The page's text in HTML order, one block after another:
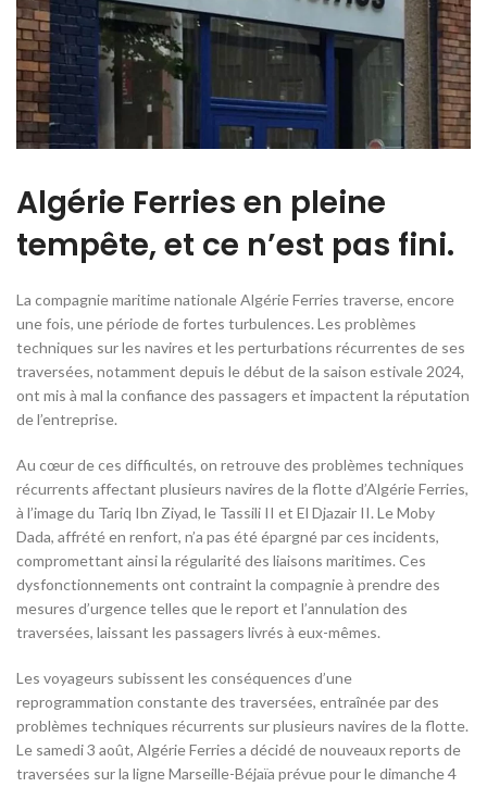
Algérie Ferries en pleine
tempête, et ce n’est pas fini.
La compagnie maritime nationale Algérie Ferries traverse, encore
une fois, une période de fortes turbulences. Les problèmes
techniques sur les navires et les perturbations récurrentes de ses
traversées, notamment depuis le début de la saison estivale 2024,
ont mis à mal la confiance des passagers et impactent la réputation
de l’entreprise.
Au cœur de ces difficultés, on retrouve des problèmes techniques
récurrents affectant plusieurs navires de la flotte d’Algérie Ferries,
à l’image du Tariq Ibn Ziyad, le Tassili II et El Djazair II. Le Moby
Dada, affrété en renfort, n’a pas été épargné par ces incidents,
compromettant ainsi la régularité des liaisons maritimes. Ces
dysfonctionnements ont contraint la compagnie à prendre des
mesures d’urgence telles que le report et l’annulation des
traversées, laissant les passagers livrés à eux-mêmes.
Les voyageurs subissent les conséquences d’une
reprogrammation constante des traversées, entraînée par des
problèmes techniques récurrents sur plusieurs navires de la flotte.
Le samedi 3 août, Algérie Ferries a décidé de nouveaux reports de
traversées sur la ligne Marseille-Béjaïa prévue pour le dimanche 4